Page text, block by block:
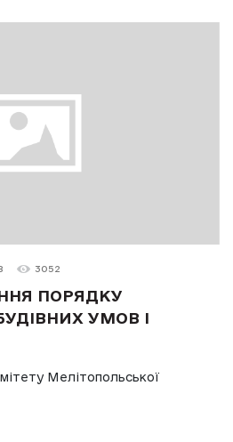
3052
ПОРЯДКУ
УМОВ І
Мелітопольської